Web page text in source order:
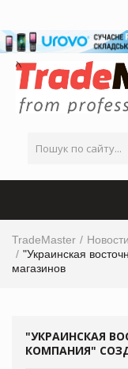
TradeMaster
"Украинская
магазинов
"УКРАИНСКАЯ
КОМПАНИЯ"